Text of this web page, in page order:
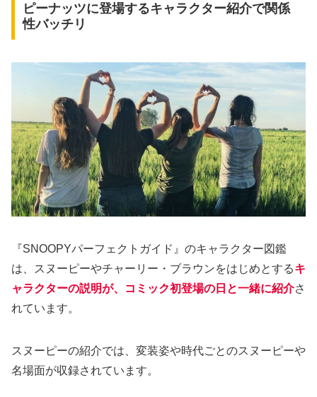
ピーナッツに登場するキャラクター紹介で関係
性バッチリ
『SNOOPYパーフェクトガイド』のキャラクター図鑑
は、スヌーピーやチャーリー・ブラウンをはじめとするキ
ャラクターの説明が、コミック初登場の日と一緒に紹介さ
れています。
スヌーピーの紹介では、変装姿や時代ごとのスヌーピーや
名場面が収録されています。